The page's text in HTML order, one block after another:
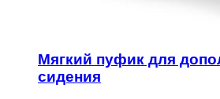
Мягкий пуфик для
сидения